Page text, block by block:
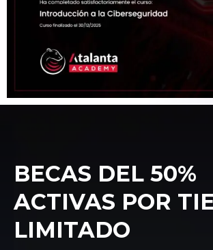
BECAS DEL 50%
ACTIVAS POR
LIMITADO